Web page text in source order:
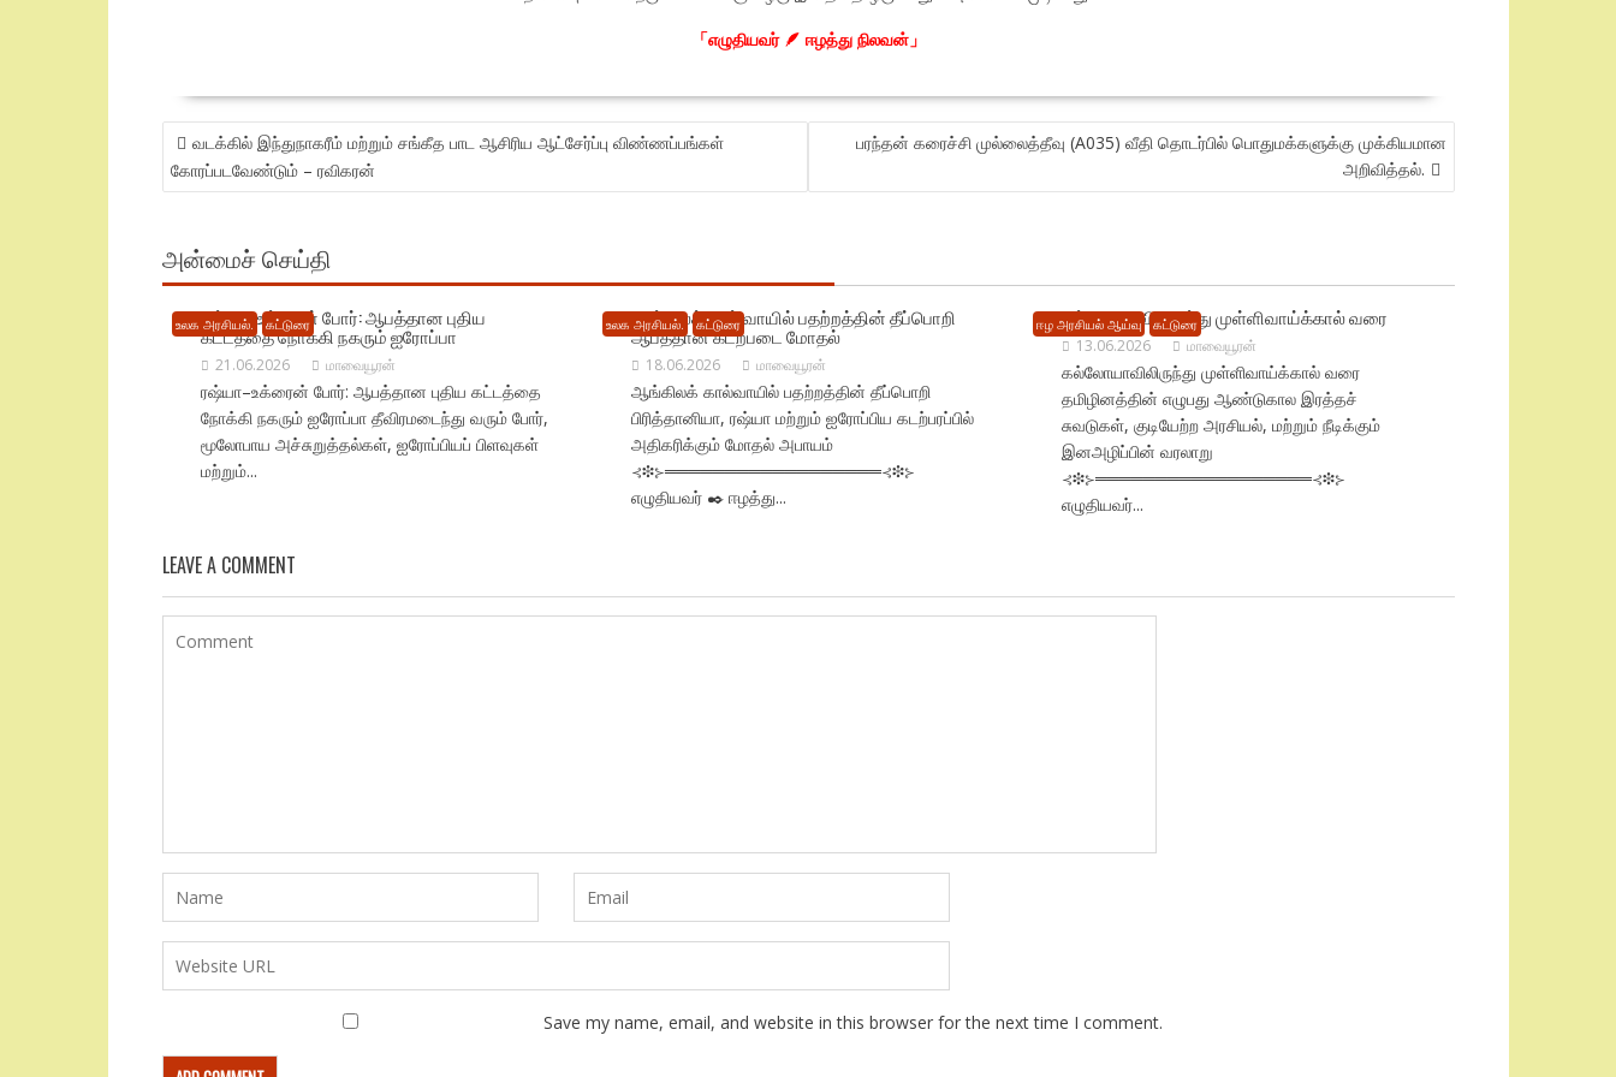
「எழுதியவர் 🪶 ஈழத்து நிலவன்」
POST
NAVIGATION
வடக்கில் இந்துநாகரீம் மற்றும் சங்கீத பாட ஆசிரிய ஆட்சேர்ப்பு விண்ணப்பங்கள்
கோரப்படவேண்டும் – ரவிகரன்
பரந்தன் கரைச்சி முல்லைத்தீவு (A035) வீதி தொடர்பில் பொதுமக்களுக்கு முக்கியமான
அறிவித்தல்.
அன்மைச் செய்தி
உலக அரசியல். கட்டுரை
ரஷ்யா–உக்ரைன் போர்: ஆபத்தான புதிய
கட்டத்தை நோக்கி நகரும் ஐரோப்பா
21.06.2026 மாவையூரன்
ரஷ்யா–உக்ரைன் போர்: ஆபத்தான புதிய கட்டத்தை
நோக்கி நகரும் ஐரோப்பா தீவிரமடைந்து வரும் போர்,
மூலோபாய அச்சுறுத்தல்கள், ஐரோப்பியப் பிளவுகள்
மற்றும்...
உலக அரசியல். கட்டுரை
ஆங்கிலக் கால் வாயில் பதற்றத்தின் தீப்பொறி
ஆபத்தான கடற்படை மோதல்
18.06.2026 மாவையூரன்
ஆங்கிலக் கால்வாயில் பதற்றத்தின் தீப்பொறி
பிரித்தானியா, ரஷ்யா மற்றும் ஐரோப்பிய கடற்பரப்பில்
அதிகரிக்கும் மோதல் அபாயம்
⊰❉⊱══════════════════⊰❉⊱
எழுதியவர் ✒️ ஈழத்து...
ஈழ அரசியல் ஆய்வு கட்டுரை
கல்லோயாவிலிருந்து முள்ளிவாய்க்கால் வரை
13.06.2026 மாவையூரன்
கல்லோயாவிலிருந்து முள்ளிவாய்க்கால் வரை
தமிழினத்தின் எழுபது ஆண்டுகால இரத்தச்
சுவடுகள், குடியேற்ற அரசியல், மற்றும் நீடிக்கும்
இனஅழிப்பின் வரலாறு
⊰❉⊱══════════════════⊰❉⊱
எழுதியவர்...
LEAVE A COMMENT
Save my name, email, and website in this browser for the next time I comment.